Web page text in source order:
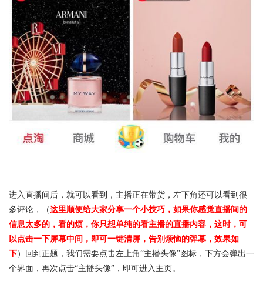
进入直播间后，就可以看到，主播正在带货，左下角还可以看到很
多评论，（这里顺便给大家分享一个小技巧，如果你感觉直播间的
信息太多的，看的烦，你只想单纯的看主播的直播内容，这时，可
以点击一下屏幕中间，即可一键清屏，告别烦恼的弹幕，效果如
下）回到正题，我们需要点击左上角“主播头像”图标，下方会弹出一
个界面，再次点击“主播头像”，即可进入主页。